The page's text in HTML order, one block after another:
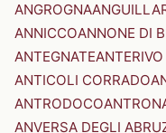
ANGROGNA
ANNICCOANNONE DI
ANTEGNATE
ANTICOLI CORRADO
ANTRODOCO
ANVERSA DEGLI